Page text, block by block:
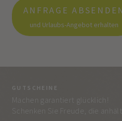
ANFRAGE
und Urlaubs-Angebot erhalten
GUTSCHEINE
Machen garantiert glücklich!
Schenken Sie Freude, die